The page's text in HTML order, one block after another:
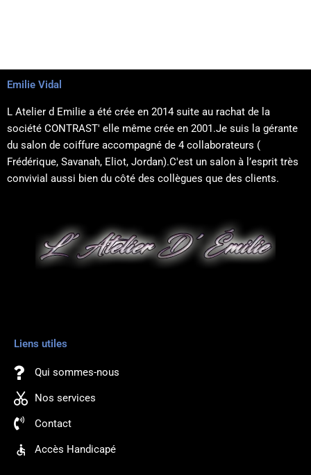
Massage & Bien-être
Rendez-vous par téléphone
au 06 68 30 56 65
Emilie Vidal
L Atelier d Emilie a été crée en 2014 suite au rachat de la
société CONTRAST' elle même crée en 2001.Je suis la gérante
du salon de coiffure accompagné de 4 collaborateurs (
Frédérique, Savanah, Eliot, Jordan).C'est un salon à l’esprit très
convivial aussi bien du côté des collègues que des clients.
Liens utiles
Qui sommes-nous
Nos services
Contact
Accès Handicapé